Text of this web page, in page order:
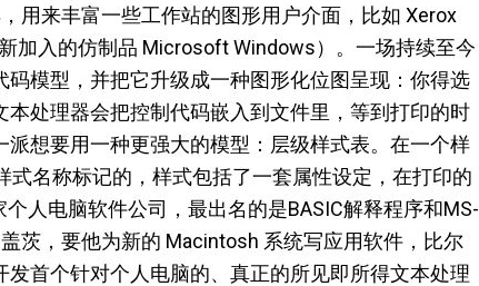
用来丰富一些工作站的图形用户介面，比如 Xerox
加入的仿制品 Microsoft Windows）。一场持续至今
模型，并把它升级成一种图形化位图呈现：你得选
处理器会把控制代码嵌入到文件里，等到打印的时
想要用一种更强大的模型：层级样式表。在一个样
名称标记的，样式包括了一套属性设定，在打印的
人电脑软件公司，最出名的是BASIC解释程序和MS-
茨，要他为新的 Macintosh 系统写应用软件，比尔
首个针对个人电脑的、真正的所见即所得文本处理